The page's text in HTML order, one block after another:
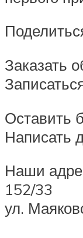
Заказать
Оставить
Написать
Наши
152/33
ул.